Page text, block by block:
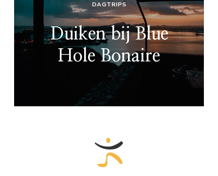
DAGTRIPS
Duiken bij Blue
Hole Bonaire